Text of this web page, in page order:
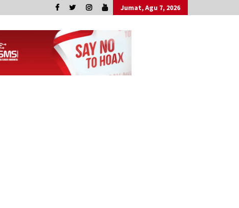
Jumat, Agu 7, 2026